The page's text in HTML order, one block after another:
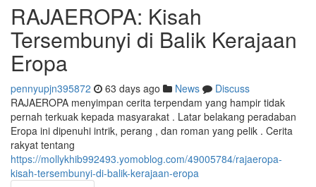
RAJAEROPA: Kisah
Tersembunyi di Balik Kerajaan
Eropa
pennyupjn395872 63 days ago News
Discuss
RAJAEROPA menyimpan cerita terpendam yang hampir tidak
pernah terkuak kepada masyarakat . Latar belakang peradaban
Eropa ini dipenuhi intrik, perang , dan roman yang pelik . Cerita
rakyat tentang
https://mollykhib992493.yomoblog.com/49005784/rajaeropa-
kisah-tersembunyi-di-balik-kerajaan-eropa